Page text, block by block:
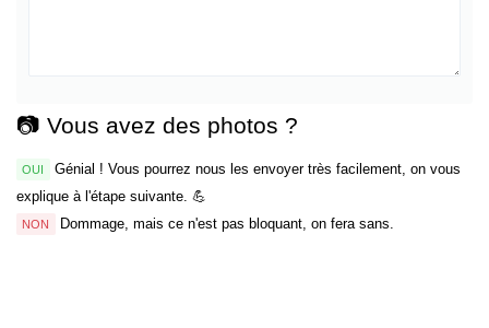
📷 Vous avez des photos ?
OUI
Génial ! Vous pourrez nous les envoyer très facilement, on vous
explique à l'étape suivante. 💪
NON Dommage, mais ce n'est pas bloquant, on fera sans.